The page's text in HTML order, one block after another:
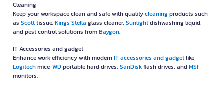
Cleaning
Keep your workspace clean and safe with qualitycleaningproducts such
as Scotttissue, Kings Stella glass cleaner, Sunlightdishwashing liquid,
and pest control solutions fromBaygon.
IT Accessories and gadget
Enhance work efficiency with modernIT accessories and gadgetlike
Logitechmice, WDportable hard drives, SanDiskflash drives, andMSI
monitors.